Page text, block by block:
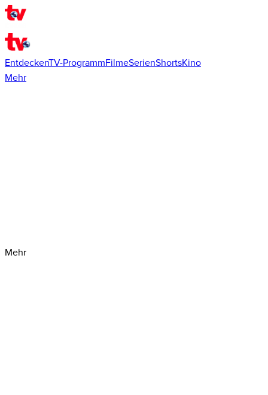
EntdeckenTV-ProgrammFilmeSerienShortsKino
Mehr
Mehr